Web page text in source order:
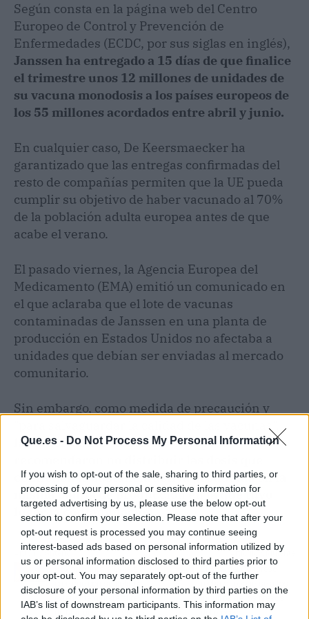
Que.es - Do Not Process My Personal Information
If you wish to opt-out of the sale, sharing to third parties, or
processing of your personal or sensitive information for
targeted advertising by us, please use the below opt-out
section to confirm your selection. Please note that after your
opt-out request is processed you may continue seeing
interest-based ads based on personal information utilized by
us or personal information disclosed to third parties prior to
your opt-out. You may separately opt-out of the further
disclosure of your personal information by third parties on the
IAB’s list of downstream participants. This information may
Según consta en la página web del Centro
Europeo de Control y Prevención de
Enfermedades (ECDC, por sus siglas en inglés),
Janssen ha entregado a 15 días de que finalice
el trimestre unos 12 millones de unidades de
su vacuna monodosis a los países europeos de
los 55 millones acordados entre abril y junio.
En cualquier caso, De Keersmaecker ha
garantizado que las entregas confirmadas del
resto de compañías permiten que la UE pueda
cumplir su objetivo de haber vacunado al 70%
de la población adulta europea antes de que
acabe el verano.
El pasado viernes, la Agencia Europea del
Medicamento (EMA) emitió un comunicado en
el que aclaraba que el lote de vacunas
contaminadas de Janssen en una planta de
producción en Estados Unidos no afectaba a
unidades que debían ser enviadas al mercado
comunitario.
Sin embargo, como medida de precaución y
"para salvaguardar la calidad de las vacunas",
las autoridades sanitarias europeas
contienen la sustancia activa producida en la
misma planta de producción en la que tuvo
lugar la contaminación.
Artículo anterior
cree que con su política
exterior feminista el rey
de Marruecos "se siente
Artículo siguiente
El 55% del Congreso
indultos de los presos